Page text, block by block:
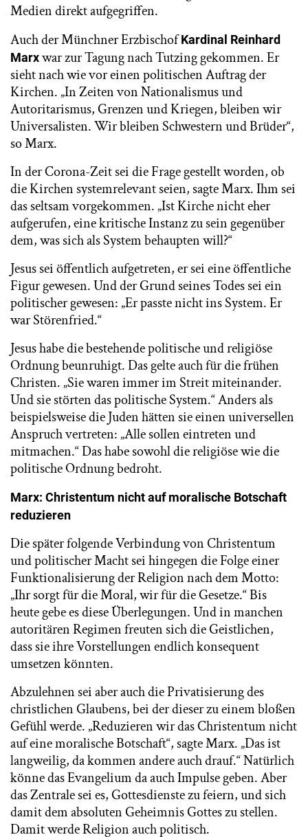
Medien direkt aufgegriffen.
Auch der Münchner ErzbischofKardinal Reinhard
Marxwar zur Tagung nach Tutzing gekommen. Er
sieht nach wie vor einen politischen Auftrag der
Kirchen. „In Zeiten von Nationalismus und
Autoritarismus, Grenzen und Kriegen, bleiben wir
Universalisten. Wir bleiben Schwestern und Brüder“,
so Marx.
In der Corona-Zeit sei die Frage gestellt worden, ob
die Kirchen systemrelevant seien, sagte Marx. Ihm sei
das seltsam vorgekommen. „Ist Kirche nicht eher
aufgerufen, eine kritische Instanz zu sein gegenüber
dem, was sich als System behaupten will?“
Jesus sei öffentlich aufgetreten, er sei eine öffentliche
Figur gewesen. Und der Grund seines Todes sei ein
politischer gewesen: „Er passte nicht ins System. Er
war Störenfried.“
Jesus habe die bestehende politische und religiöse
Ordnung beunruhigt. Das gelte auch für die frühen
Christen. „Sie waren immer im Streit miteinander.
Und sie störten das politische System.“ Anders als
beispielsweise die Juden hätten sie einen universellen
Anspruch vertreten: „Alle sollen eintreten und
mitmachen.“ Das habe sowohl die religiöse wie die
politische Ordnung bedroht.
Marx: Christentum nicht auf moralische Botschaft
reduzieren
Die später folgende Verbindung von Christentum
und politischer Macht sei hingegen die Folge einer
Funktionalisierung der Religion nach dem Motto:
„Ihr sorgt für die Moral, wir für die Gesetze.“ Bis
heute gebe es diese Überlegungen. Und in manchen
autoritären Regimen freuten sich die Geistlichen,
dass sie ihre Vorstellungen endlich konsequent
umsetzen könnten.
Abzulehnen sei aber auch die Privatisierung des
christlichen Glaubens, bei der dieser zu einem bloßen
Gefühl werde. „Reduzieren wir das Christentum nicht
auf eine moralische Botschaft“, sagte Marx. „Das ist
langweilig, da kommen andere auch drauf.“ Natürlich
könne das Evangelium da auch Impulse geben. Aber
das Zentrale sei es, Gottesdienste zu feiern, und sich
damit dem absoluten Geheimnis Gottes zu stellen.
Damit werde Religion auch politisch.